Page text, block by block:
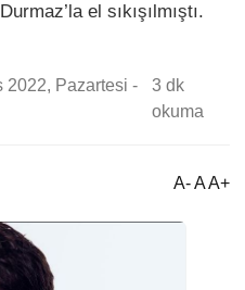
el sıkışılmıştı.
2022, Pazartesi -
3 dk
okuma
A- A A+